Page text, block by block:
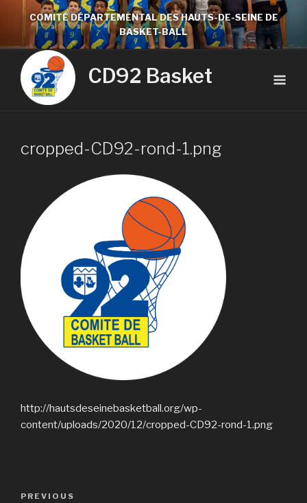
COMITÉ DÉPARTEMENTAL DES HAUTS-DE-SEINE DE
BASKET-BALL
CD92 Basket
cropped-CD92-rond-1.png
http://hautsdeseinebasketball.org/wp-
content/uploads/2020/12/cropped-CD92-rond-1.png
PREVIOUS